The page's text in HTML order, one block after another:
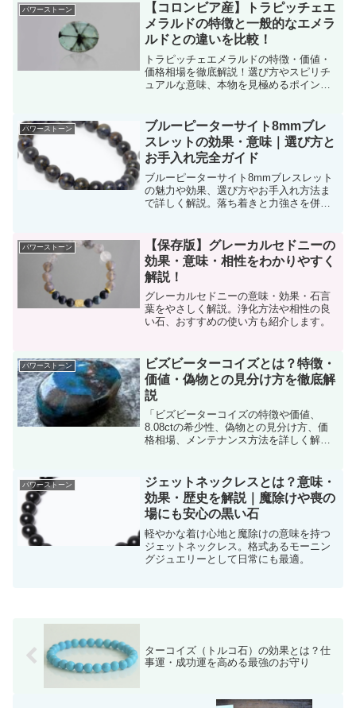
パワーストーン
【コロンビア産】トラピッチェエ
メラルドの特徴と一般的なエメラ
ルドとの違いを比較！
トラピッチェエメラルドの特徴・価値・
価格相場を徹底解説！選び方やスピリチ
ュアルな意味、本物を見極めるポイン
パワーストーン
ブルーピーターサイト8mmブレ
スレットの効果・意味｜選び方と
お手入れ完全ガイド
ブルーピーターサイト8mmブレスレット
の魅力や効果、選び方やお手入れ方法ま
で詳しく解説。落ち着きと力強さを併せ
パワーストーン
【保存版】グレーカルセドニーの
効果・意味・相性をわかりやすく
解説！
グレーカルセドニーの意味・効果・石言
葉をやさしく解説。浄化方法や相性の良
い石、おすすめの使い方も紹介します。
パワーストーン
ビズビーターコイズとは？特徴・
価値・偽物との見分け方を徹底解
説
「ビズビーターコイズの特徴や価値、
8.08ctの希少性、偽物との見分け方、価
格相場、メンテナンス方法を詳しく解
パワーストーン
ジェットネックレスとは？意味・
効果・歴史を解説｜魔除けや喪の
場にも安心の黒い石
軽やかな着け心地と魔除けの意味を持つ
ジェットネックレス。格式あるモーニン
グジュエリーとして日常にも最適。
ターコイズ（トルコ石）の効果とは？仕
事運・成功運を高める最強のお守り